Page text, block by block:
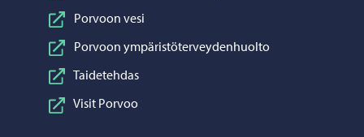
Porvoon vesi
Porvoon ympäristöterveydenhuolto
Taidetehdas
Visit Porvoo